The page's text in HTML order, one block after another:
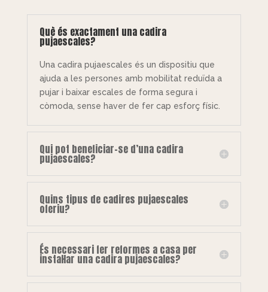
Què és exactament una cadira
pujaescales?
Una cadira pujaescales és un dispositiu que
ajuda a les persones amb mobilitat reduïda a
pujar i baixar escales de forma segura i
còmoda, sense haver de fer cap esforç físic.
Qui pot beneficiar-se d’una cadira
pujaescales?
Quins tipus de cadires pujaescales
oferiu?
És necessari fer reformes a casa per
instal·lar una cadira pujaescales?